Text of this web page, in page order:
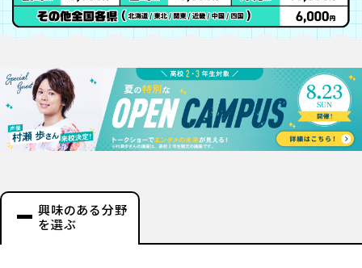
興味のある分野
を選ぶ